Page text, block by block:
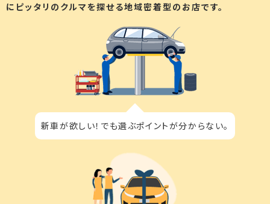
にピッタリのクルマを探せる地域密着型のお店です。
新車が欲しい！でも選ぶポイントが分からない。